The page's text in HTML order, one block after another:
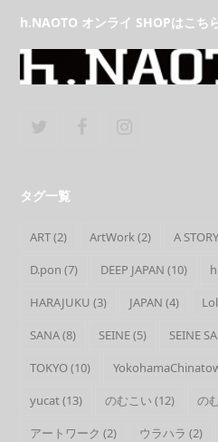
h.NAOTO オンライ SHOPはこち
タグ一覧
ART(2) ArtWork(2) A
D.pon (7) DEEP JAPAN (10)
HARAJUKU (3) JAPAN (4)
SANA(8) SEINE(5) SEINE
TOKYO(10)
yucat(13) のむこい (12) の
アートワーク (2) ウラハラ (2)